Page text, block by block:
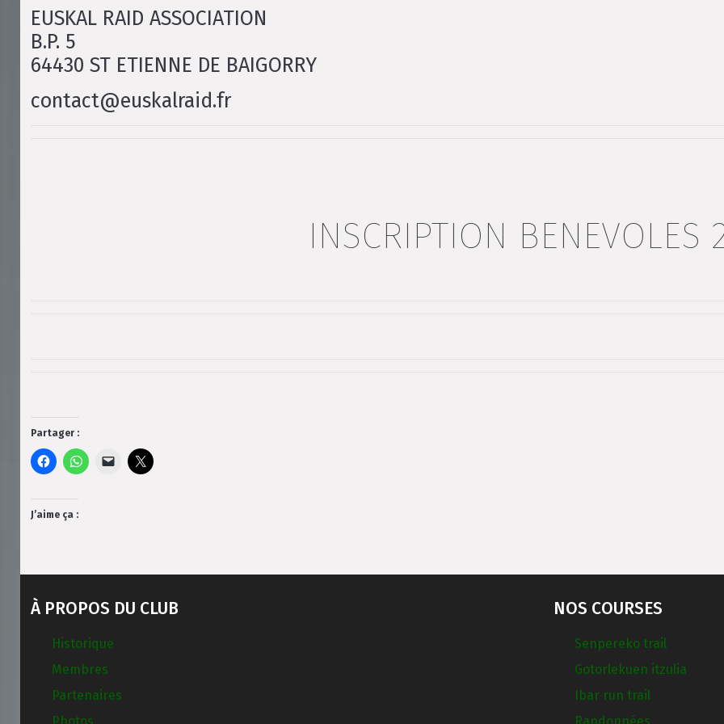
EUSKAL RAID ASSOCIATION
B.P. 5
64430 ST ETIENNE DE BAIGORRY
contact@euskalraid.fr
INSCRIPTION BENEVOLES
Partager :
J’aime ça :
À PROPOS DU CLUB
Historique
Membres
Partenaires
NOS COURSES
Senpereko trail
Gotorlekuen itzulia
Ibar run trail